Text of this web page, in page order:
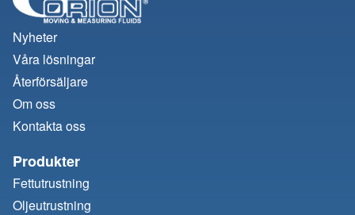
Nyheter
Våra lösningar
Återförsäljare
Om oss
Kontakta oss
Produkter
Fettutrustning
Oljeutrustning